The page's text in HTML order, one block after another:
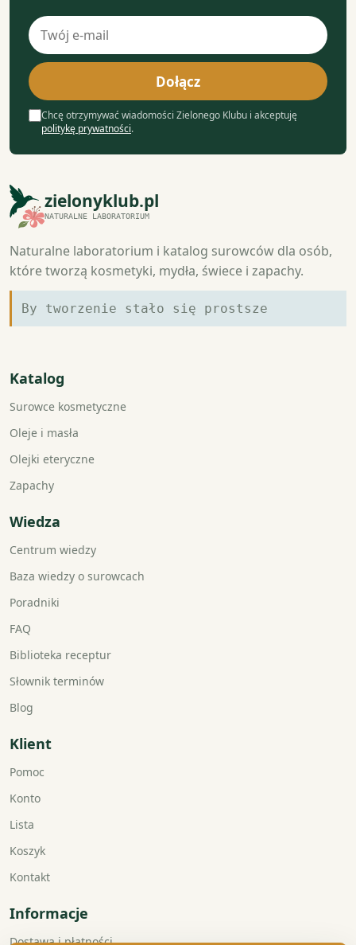
Adres
e-
mail
Dołącz
Chcę otrzymywać wiadomości Zielonego Klubu i akceptuję
politykę prywatności.
zielonyklub.pl
NATURALNE LABORATORIUM
Naturalne laboratorium i katalog surowców dla osób,
które tworzą kosmetyki, mydła, świece i zapachy.
By tworzenie stało się prostsze
Katalog
Surowce kosmetyczne
Oleje i masła
Olejki eteryczne
Zapachy
Wiedza
Centrum wiedzy
Baza wiedzy o surowcach
Poradniki
FAQ
Biblioteka receptur
Słownik terminów
Blog
Klient
Pomoc
Konto
Lista
Koszyk
Kontakt
Informacje
Dostawa i płatności